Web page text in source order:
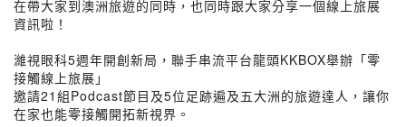
在帶大家到澳洲旅遊的同時，也同時跟大家分享一個線上旅展
資訊啦！
濰視眼科5週年開創新局，聯手串流平台龍頭KKBOX舉辦「零
接觸線上旅展」
邀請21組Podcast節目及5位足跡遍及五大洲的旅遊達人，讓你
在家也能零接觸開拓新視界。